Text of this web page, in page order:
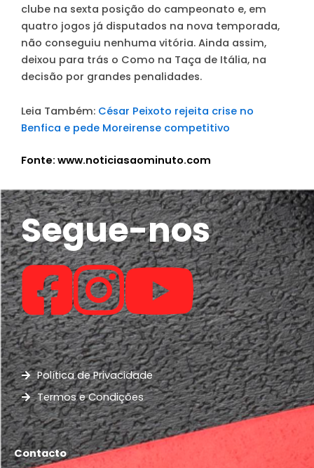
clube na sexta posição do campeonato e, em
quatro jogos já disputados na nova temporada,
não conseguiu nenhuma vitória. Ainda assim,
deixou para trás o Como na Taça de Itália, na
decisão por grandes penalidades.
Leia Também: César Peixoto rejeita crise no
Benfica e pede Moreirense competitivo
Fonte: www.noticiasaominuto.com
Segue-nos
Política de Privacidade
Termos e Condições
Contacto